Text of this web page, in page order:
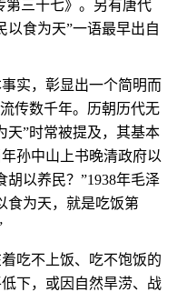
第三十七》。另有唐代
以食为天”一语最早出自
实，彰显出一个简明而
传数千年。历朝历代无
天”时常被提及，其基本
孙中山上书晚清政府以
胡以养民？”1938年毛泽
食为天，就是吃饭第
吃不上饭、吃不饱饭的
下，或因自然旱涝、战